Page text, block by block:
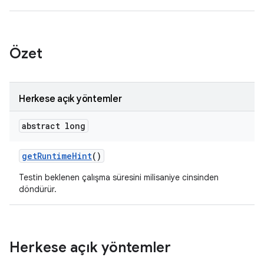
Özet
Herkese açık yöntemler
abstract long
getRuntimeHint()
Testin beklenen çalışma süresini milisaniye cinsinden
döndürür.
Herkese açık yöntemler